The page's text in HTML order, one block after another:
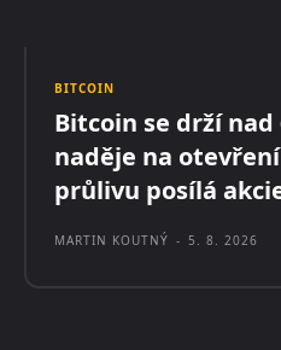
BITCOIN
Bitcoin se drží
naděje na
průlivu posílá
MARTIN KOUTNÝ - 5. 8. 2026